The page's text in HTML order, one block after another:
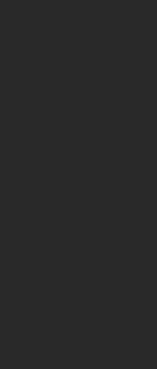
zien op HBO Max: romantisch
recensies